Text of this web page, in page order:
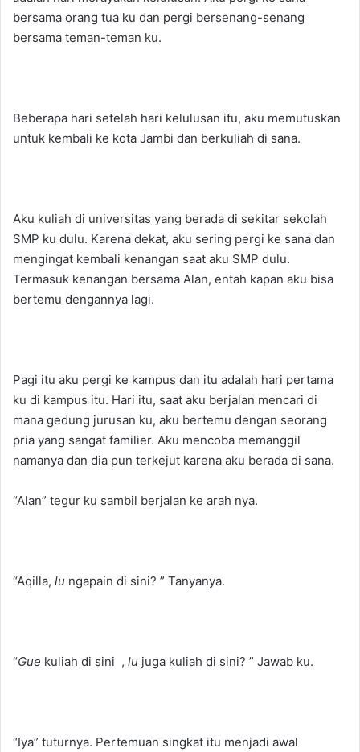
bersama orang tua ku dan pergi bersenang-senang
bersama teman-teman ku.
Beberapa hari setelah hari kelulusan itu, aku memutuskan
untuk kembali ke kota Jambi dan berkuliah di sana.
Aku kuliah di universitas yang berada di sekitar sekolah
SMP ku dulu. Karena dekat, aku sering pergi ke sana dan
mengingat kembali kenangan saat aku SMP dulu.
Termasuk kenangan bersama Alan, entah kapan aku bisa
bertemu dengannya lagi.
Pagi itu aku pergi ke kampus dan itu adalah hari pertama
ku di kampus itu. Hari itu, saat aku berjalan mencari di
mana gedung jurusan ku, aku bertemu dengan seorang
pria yang sangat familier. Aku mencoba memanggil
namanya dan dia pun terkejut karena aku berada di sana.
“Alan” tegur ku sambil berjalan ke arah nya.
“Aqilla, lu ngapain di sini? ” Tanyanya.
“Gue kuliah di sini , lu juga kuliah di sini? ” Jawab ku.
“Iya” tuturnya. Pertemuan singkat itu menjadi awal